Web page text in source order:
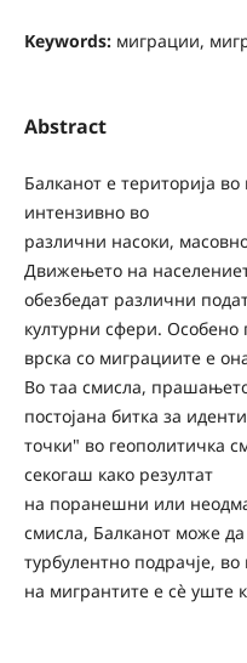
Keywords: миграции,
Abstract
Балканот е територија во
интензивно во
различни насоки,
Движењето на
обезбедат различни
културни сфери.
врска со миграциите е
Во таа смисла,
постојана битка за
точки" во геополитичка
секогаш како резултат
на поранешни или
смисла, Балканот може
турбулентно подрачје,
на мигрантите е сѐ уште